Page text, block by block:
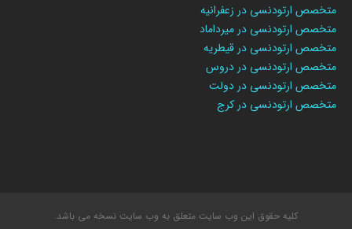
متخصص ارتودنسی در زعفرانیه
متخصص ارتودنسی در میرداماد
متخصص ارتودنسی در قیطریه
متخصص ارتودنسی در دروس
متخصص ارتودنسی در دولت
متخصص ارتودنسی در کرج
کلیه حقوق این وب سایت متعلق به وب سایت نسخه می باشد.